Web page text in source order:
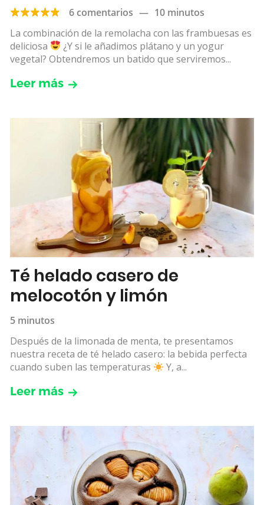
6 comentarios — 10 minutos
La combinación de la remolacha con las frambuesas es
deliciosa
¿Y si le añadimos plátano y un yogur
vegetal? Obtendremos un batido que serviremos...
Leer más
Té helado casero de
melocotón y limón
5 minutos
Después de la limonada de menta, te presentamos
nuestra receta de té helado casero: la bebida perfecta
cuando suben las temperaturas
Y, a...
Leer más